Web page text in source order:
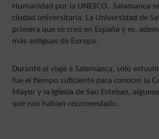
Humanidad por la UNESCO. Salamanca
ciudad universitaria. La Universidad de
primera que se creó en España y es,
más antiguas de Europa.
Durante el viaje a Salamanca, solo
fue el tiempo suficiente para conocer la
Mayor y la Iglesia de San Esteban,
que nos habían recomendado.